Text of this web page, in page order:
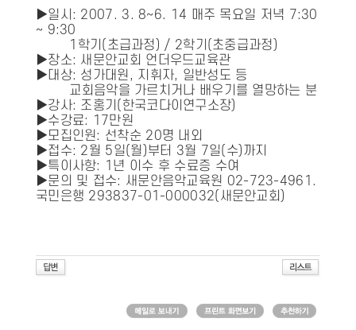
▶일시: 2007. 3. 8∼6. 14 매주 목요일 저녁 7:30
∼ 9:30
1학기(초급과정) / 2학기(초중급과정)
▶장소: 새문안교회 언더우드교육관
▶대상: 성가대원, 지휘자, 일반성도 등
교회음악을 가르치거나 배우기를 열망하는 분
▶강사: 조홍기(한국코다이연구소장)
▶수강료: 17만원
▶모집인원: 선착순 20명 내외
▶접수: 2월 5일(월)부터 3월 7일(수)까지
▶특이사항: 1년 이수 후 수료증 수여
▶문의 및 접수: 새문안음악교육원 02-723-4961.
국민은행 293837-01-000032(새문안교회)